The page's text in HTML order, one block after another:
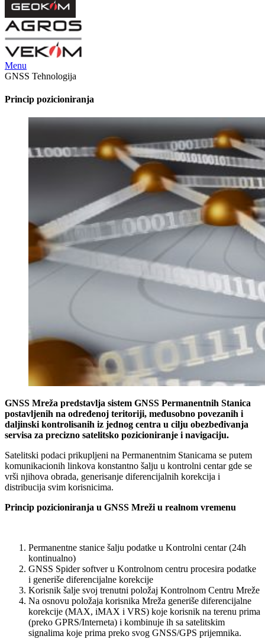
Menu
GNSS Tehnologija
Princip pozicioniranja
GNSS Mreža predstavlja sistem GNSS Permanentnih Stanica
postavljenih na određenoj teritoriji, međusobno povezanih i
daljinski kontrolisanih iz jednog centra u cilju obezbeđivanja
servisa za precizno satelitsko pozicioniranje i navigaciju.
Satelitski podaci prikupljeni na Permanentnim Stanicama se putem
komunikacionih linkova konstantno šalju u kontrolni centar gde se
vrši njihova obrada, generisanje diferencijalnih korekcija i
distribucija svim korisnicima.
Princip pozicioniranja u GNSS Mreži u realnom vremenu
Permanentne stanice šalju podatke u Kontrolni centar (24h
kontinualno)
GNSS Spider softver u Kontrolnom centru procesira podatke
i generiše diferencijalne korekcije
Korisnik šalje svoj trenutni položaj Kontrolnom Centru Mreže
Na osnovu položaja korisnika Mreža generiše diferencijalne
korekcije (MAX, iMAX i VRS) koje korisnik na terenu prima
(preko GPRS/Interneta) i kombinuje ih sa satelitskim
signalima koje prima preko svog GNSS/GPS prijemnika.